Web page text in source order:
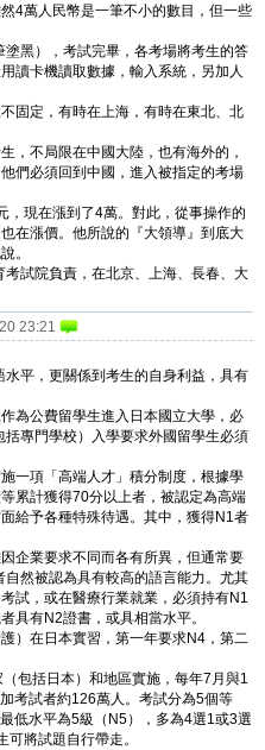
4萬人民幣是一筆不小的數目，但一些
黑），考試完畢，各考場將考生的答
讀卡機讀取數據，輸入系統，另加人
固定，有時在上海，有時在東北、北
，不局限在中國大陸，也有海外的，
們必須回到中國，進入被指定的考場
，現在漲到了4萬。對此，從事操作的
在漲價。他所說的『大領導』到底大
。
試院負責，在北京、上海、長春、大
23:21
平，更關係到考生的自身利益，具有
為公費留學生進入日本國立大學，必
專門學校）入學要求外國留學生必須
一項「高端人才」積分制度，根據學
累計獲得70分以上者，被認定為高端
給予各種特殊待遇。其中，獲得N1者
企業要求不同而各有所異，但通常要
然被認為具有較高的語言能力。尤其
試，或在醫療行業就業，必須持有N1
具有N2證書，或具相當水平。
）在日本實習，第一年要求N4，第二
包括日本）和地區實施，每年7月與1
考試者約126萬人。考試分為5個等
低水平為5級（N5），多為4選1或3選
將試題自行帶走。